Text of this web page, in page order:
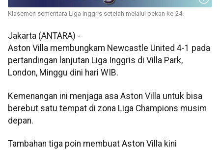
Klasemen sementara Liga Inggris setelah melalui pekan ke-24.
Jakarta (ANTARA) -
Aston Villa membungkam Newcastle United 4-1 pada
pertandingan lanjutan Liga Inggris di Villa Park,
London, Minggu dini hari WIB.
Kemenangan ini menjaga asa Aston Villa untuk bisa
berebut satu tempat di zona Liga Champions musim
depan.
Tambahan tiga poin membuat Aston Villa kini